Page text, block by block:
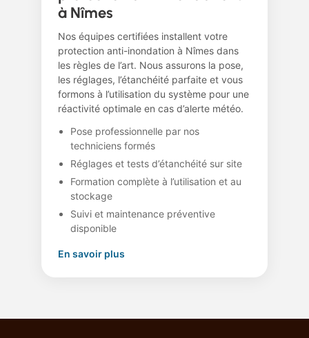
à Nîmes
Nos équipes certifiées installent votre
protection anti-inondation à Nîmes dans
les règles de l’art. Nous assurons la pose,
les réglages, l’étanchéité parfaite et vous
formons à l’utilisation du système pour une
réactivité optimale en cas d’alerte météo.
Pose professionnelle par nos
techniciens formés
Réglages et tests d’étanchéité sur site
Formation complète à l’utilisation et au
stockage
Suivi et maintenance préventive
disponible
En savoir plus